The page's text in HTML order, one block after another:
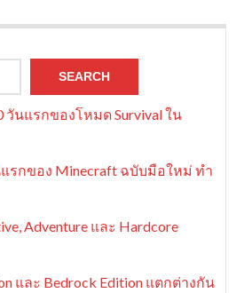
SEARCH
วันแรกของโหมด Survival ใน
รกของ Minecraft ฉบับมือใหม่ ทำ
Adventure และ Hardcore
และ Bedrock Edition แตกต่างกัน